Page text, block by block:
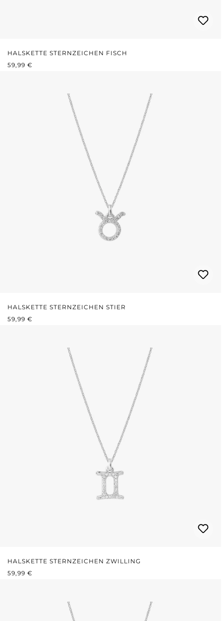
HALSKETTE STERNZEICHEN FISCH
REGULÄRER PREIS:
59,99 €
HALSKETTE STERNZEICHEN STIER
REGULÄRER PREIS:
59,99 €
HALSKETTE STERNZEICHEN ZWILLING
REGULÄRER PREIS:
59,99 €